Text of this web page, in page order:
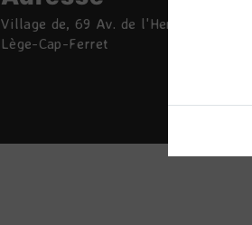
Village de, 69 Av. de l'Herbe, 33950
Lège-Cap-Ferret